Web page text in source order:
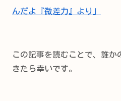
んだよ『微差力』より」
この記事を読むことで、誰か
きたら幸いです。